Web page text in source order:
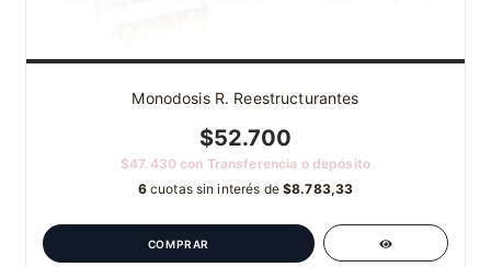
Monodosis R. Reestructurantes
$52.700
$47.430con Transferencia o depósito
6 cuotas sin interés de$8.783,33